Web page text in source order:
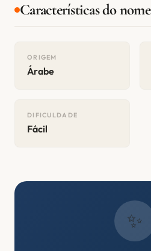
Características do nome
ORIGEM
Árabe
DIFICULDADE
Fácil
✨